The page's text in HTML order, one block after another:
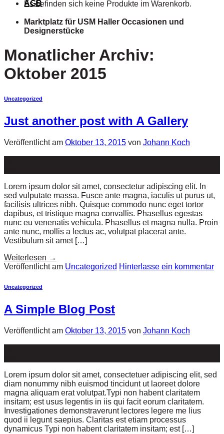
Es befinden sich keine Produkte im Warenkorb.
AGB
Marktplatz für USM Haller Occasionen und
Designerstücke
Monatlicher Archiv:
Oktober 2015
Uncategorized
Just another post with A Gallery
Veröffentlicht am Oktober 13, 2015 von Johann Koch
Lorem ipsum dolor sit amet, consectetur adipiscing elit. In
sed vulputate massa. Fusce ante magna, iaculis ut purus ut,
facilisis ultrices nibh. Quisque commodo nunc eget tortor
dapibus, et tristique magna convallis. Phasellus egestas
nunc eu venenatis vehicula. Phasellus et magna nulla. Proin
ante nunc, mollis a lectus ac, volutpat placerat ante.
Vestibulum sit amet […]
Weiterlesen →
Veröffentlicht am Uncategorized Hinterlasse ein kommentar
Uncategorized
A Simple Blog Post
Veröffentlicht am Oktober 13, 2015 von Johann Koch
Lorem ipsum dolor sit amet, consectetuer adipiscing elit, sed
diam nonummy nibh euismod tincidunt ut laoreet dolore
magna aliquam erat volutpat.Typi non habent claritatem
insitam; est usus legentis in iis qui facit eorum claritatem.
Investigationes demonstraverunt lectores legere me lius
quod ii legunt saepius. Claritas est etiam processus
dynamicus Typi non habent claritatem insitam; est […]